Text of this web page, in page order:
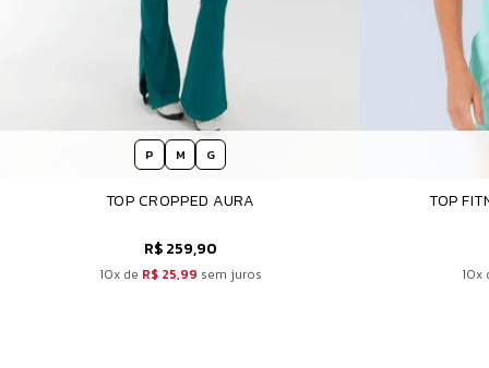
P M G
TOP CROPPED AURA
R$ 259,90
10x de R$ 25,99 sem juros
TOP
10x